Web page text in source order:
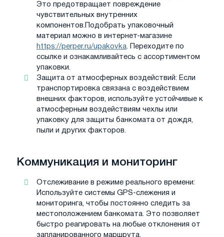
Это предотвращает повреждение
чувствительных внутренних
компонентов. Подобрать упаковочный
материал можно в интернет-магазине
https://perper.ru/upakovka. Переходите по
ссылке и ознакамливайтесь с ассортиментом
упаковки.
Защита от атмосферных воздействий: Если
транспортировка связана с воздействием
внешних факторов, используйте устойчивые к
атмосферным воздействиям чехлы или
упаковку для защиты банкомата от дождя,
пыли и других факторов.
Коммуникация и мониторинг
Отслеживание в режиме реального времени:
Используйте системы GPS-слежения и
мониторинга, чтобы постоянно следить за
местоположением банкомата. Это позволяет
быстро реагировать на любые отклонения от
запланированного маршрута.